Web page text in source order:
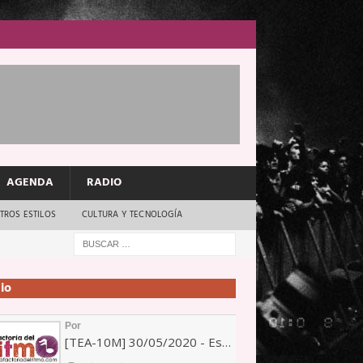
AGENDA RADIO
ESTILOS CULTURA Y TECNOLOGÍA